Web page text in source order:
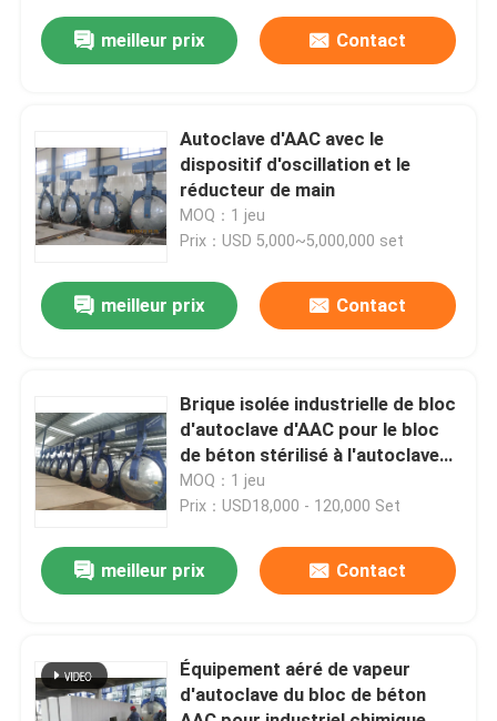
Produits
Vidéos
À propos de nous
Contrôle de la qualité
Nous contacter
Nouvelles
Autoclave d'AAC
meilleur prix Contact
Autoclave d'AAC avec le
dispositif d'oscillation et le
réducteur de main
MOQ：1 jeu
Prix：USD 5,000~5,000,000 set
meilleur prix Contact
Brique isolée industrielle de bloc
d'autoclave d'AAC pour le bloc
de béton stérilisé à l'autoclave
aéré
MOQ：1 jeu
Prix：USD18,000 - 120,000 Set
meilleur prix Contact
Équipement aéré de vapeur
d'autoclave du bloc de béton